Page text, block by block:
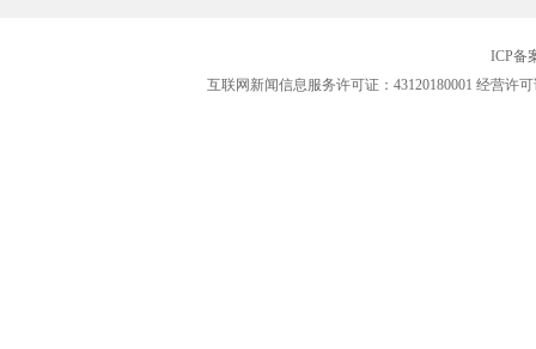
ICP备
互联网新闻信息服务许可证：43120180001 经营许可